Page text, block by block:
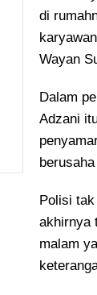
di
Wayan
Dalam
Adzani
Polisi
akhirnya
malam